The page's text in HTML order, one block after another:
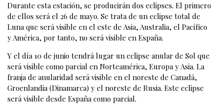
Durante esta estación, se producirán dos eclipses. El primero
de ellos será el 26 de mayo. Se trata de un eclipse total de
Luna que será visible en el este de Asia, Australia, el Pacífico
y América, por tanto, no será visible en España.
Y el día 10 de junio tendrá lugar un eclipse anular de Sol que
será visible como parcial en Norteamérica, Europa y Asia. La
franja de anularidad será visible en el noreste de Canadá,
Groenlandia (Dinamarca) y el noreste de Rusia. Este eclipse
será visible desde España como parcial.